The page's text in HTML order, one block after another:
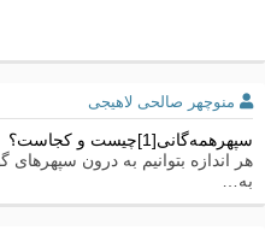
منوچهر صالحی لاهیجی
سپهرهمه‌گانی[1]چیست و کجاست؟
هر اندازه بتوانیم به درون سپهرهای
به…